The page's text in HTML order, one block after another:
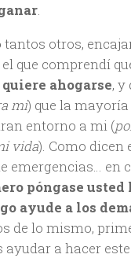
.
tantos otros,
que comprendí
ahogarse, y
mi) que la mayoría
entorno a mi (
vida). Como dicen
emergencias… en
póngase usted
ayude a los
de lo mismo,
ayudar a hacer